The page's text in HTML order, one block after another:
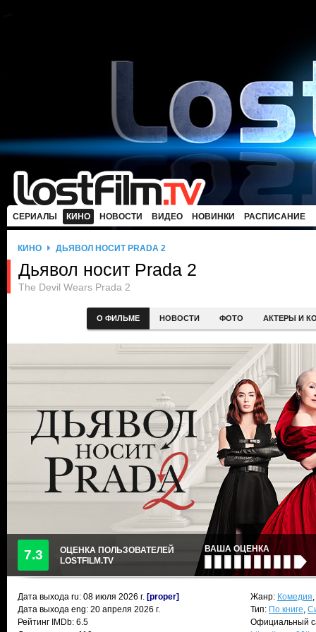
СЕРИАЛЫ КИНО НОВОСТИ ВИДЕО НОВИНКИ РАСПИСАНИЕ
КИНО ДЬЯВОЛ НОСИТ PRADA 2
Дьявол носит Prada 2
The Devil Wears Prada 2
О ФИЛЬМЕ НОВОСТИ ФОТО АКТЕРЫ И
7.3
ОЦЕНКА ПОЛЬЗОВАТЕЛЕЙ
LOSTFILM.TV
ВАША ОЦЕНКА
Дата выхода ru: 08 июля 2026 г. [proper]
Дата выхода eng: 20 апреля 2026 г.
Рейтинг IMDb: 6.5
Жанр: Комедия,
Тип: По книге,
Официальный